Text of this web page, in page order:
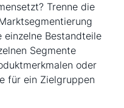
Trenne die
Bestandteile
Segmente
oder
für ein Zielgruppen